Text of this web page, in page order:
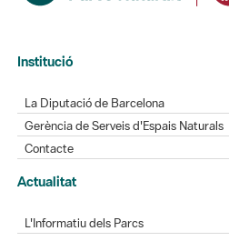
Institució
La Diputació de Barcelona
Gerència de Serveis d'Espais Naturals
Contacte
Actualitat
L'Informatiu dels Parcs